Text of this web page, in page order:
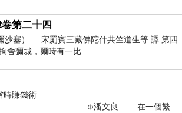
第二十四
沙塞） 宋罽賓三藏佛陀什共竺道生等 譯 第四
舍彌城，爾時有一比
賺錢術
良 在一個繁